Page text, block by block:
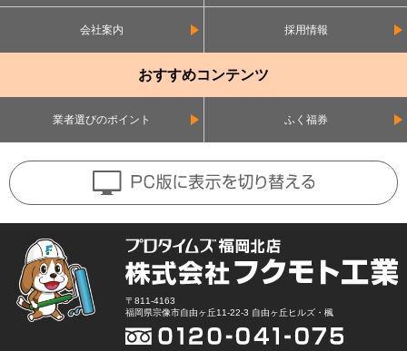
会社案内 採用情報
おすすめコンテンツ
業者選びのポイント ふく福券
〒811-4163
福岡県宗像市自由ヶ丘11-22-3 自由ヶ丘ヒルズ・楓